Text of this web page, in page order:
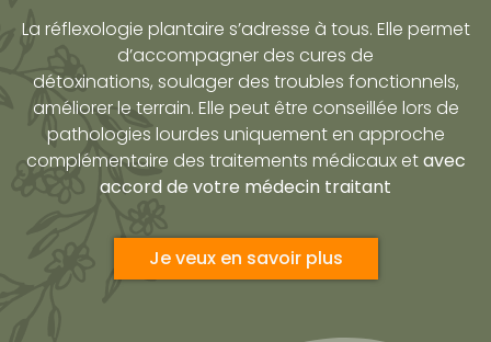
La réflexologie plantaire s’adresse à tous. Elle permet
d’accompagner des cures de
détoxinations, soulager des troubles fonctionnels,
améliorer le terrain. Elle peut être conseillée lors de
pathologies lourdes uniquement en approche
complémentaire des traitements médicaux etavec
accord de votre médecin traitant
Je veux en savoir plus